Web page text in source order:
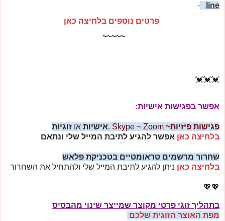
line
-
פרטים נוספים בלחיצה כאן
~~~~~
💓💓💓
אפשר בפגישות אישיות:
פגישות פיזיות~ Skype ~ Zoom
.אישיות או זוגיות
בלחיצה כאן אפשר להגיע לתיבת המייל שלי ונתאם
שחרור מרשמים טראומטיים בטכניקת פלאש
בלחיצה כאן ניתן להגיע לתיבת המייל שלי ולהתחיל את השחרור
💖💖
בתהליך זוגי פרטי מקוצר שמייצר שינוי מהבסיס
מפת האוצר הזוגית שלכם